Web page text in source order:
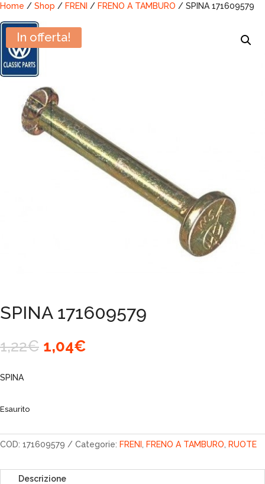
Home / Shop / FRENI / FRENO A TAMBURO / SPINA 171609579
In offerta!
SPINA 171609579
1,22€ Il
prezzo
1,04€
SPINA
Esaurito
COD: 171609579 Categorie: FRENI FRENO A TAMBURO RUOTE
Descrizione